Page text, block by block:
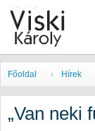
Főoldal Hírek
„Van neki